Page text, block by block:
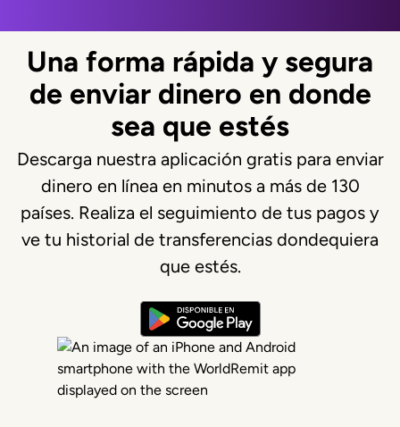
Una forma rápida y segura
de enviar dinero en donde
sea que estés
Descarga nuestra aplicación gratis para enviar
dinero en línea en minutos a más de 130
países. Realiza el seguimiento de tus pagos y
ve tu historial de transferencias dondequiera
que estés.